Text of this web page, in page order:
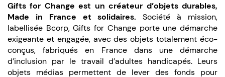
Gifts for Change est un créateur d’objets durables,
Made in France et solidaires.Société à mission,
labellisée Bcorp, Gifts for Change porte une démarche
exigeante et engagée, avec des objets totalement éco-
conçus, fabriqués en France dans une démarche
d’inclusion par le travail d’adultes handicapés. Leurs
objets médias permettent de lever des fonds pour